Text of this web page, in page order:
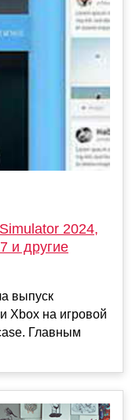
2024,
и другие
выпуск
Xbox на игровой
Главным